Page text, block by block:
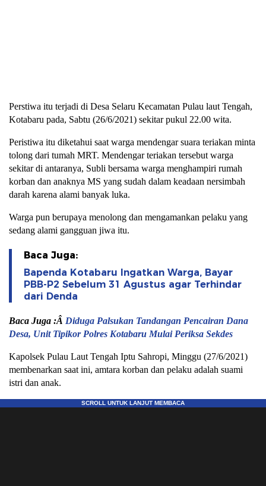
Perstiwa itu terjadi di Desa Selaru Kecamatan Pulau laut Tengah,
Kotabaru pada, Sabtu (26/6/2021) sekitar pukul 22.00 wita.
Peristiwa itu diketahui saat warga mendengar suara teriakan minta
tolong dari tumah MRT. Mendengar teriakan tersebut warga
sekitar di antaranya, Subli bersama warga menghampiri rumah
korban dan anaknya MS yang sudah dalam keadaan nersimbah
darah karena alami banyak luka.
Warga pun berupaya menolong dan mengamankan pelaku yang
sedang alami gangguan jiwa itu.
Baca Juga:
Bapenda Kotabaru Ingatkan Warga, Bayar
PBB-P2 Sebelum 31 Agustus agar Terhindar
dari Denda
Baca Juga :Â Diduga Palsukan Tandangan Pencairan Dana
Desa, Unit Tipikor Polres Kotabaru Mulai Periksa Sekdes
Kapolsek Pulau Laut Tengah Iptu Sahropi, Minggu (27/6/2021)
membenarkan saat ini, amtara korban dan pelaku adalah suami
istri dan anak.